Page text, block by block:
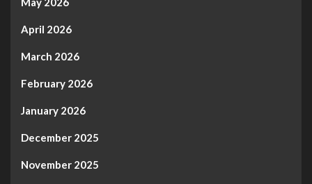
April 2026
March 2026
February 2026
January 2026
December 2025
November 2025